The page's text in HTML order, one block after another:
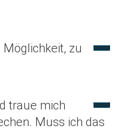
zu
traue mich
Muss ich das